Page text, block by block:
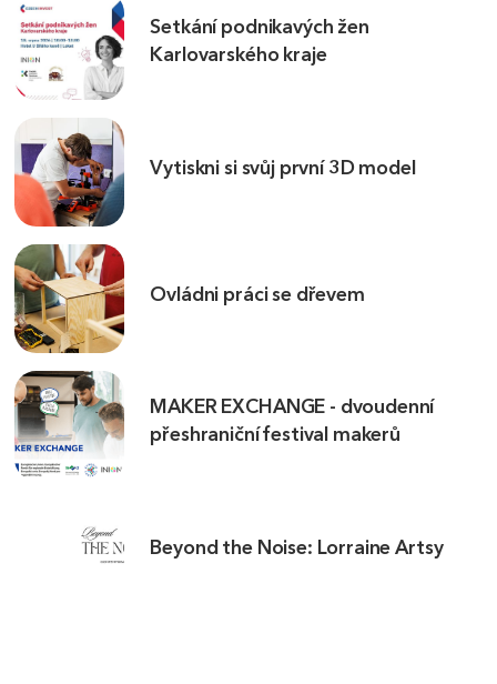
Setkání podnikavých žen
Karlovarského kraje
Vytiskni si svůj první 3D model
Ovládni práci se dřevem
MAKER EXCHANGE - dvoudenní
přeshraniční festival makerů
Beyond the Noise: Lorraine Artsy